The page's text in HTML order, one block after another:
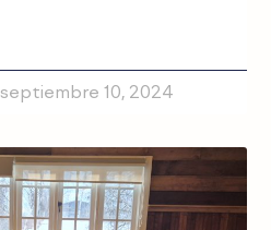
septiembre 10, 2024